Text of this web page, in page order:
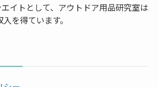
イトとして、アウトドア用品研究室は
を得ています。